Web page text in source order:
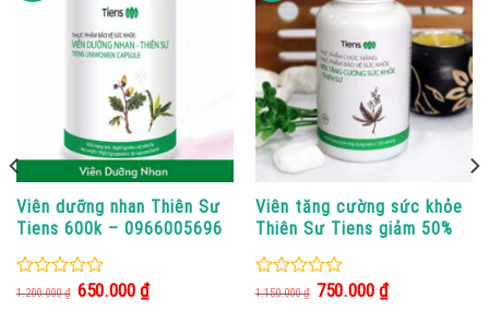
Viên dưỡng nhan Thiên Sư
Tiens 600k – 0966005696
0
1.200.000₫ Giá
gốc
650.000₫Giá
hiện
Viên tăng cường sức khỏe
Thiên Sư Tiens giảm 50%
0
1.150.000₫ Giá
gốc
750.000₫Giá
hiện